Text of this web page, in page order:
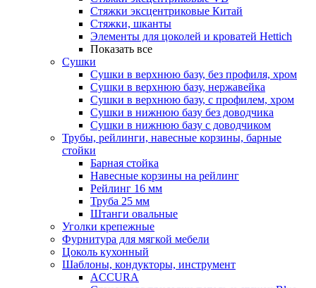
Стяжки эксцентриковые Китай
Стяжки, шканты
Элементы для цоколей и кроватей Hettich
Показать все
Сушки
Сушки в верхнюю базу, без профиля, хром
Сушки в верхнюю базу, нержавейка
Сушки в верхнюю базу, с профилем, хром
Сушки в нижнюю базу без доводчика
Сушки в нижнюю базу с доводчиком
Трубы, рейлинги, навесные корзины, барные
стойки
Барная стойка
Навесные корзины на рейлинг
Рейлинг 16 мм
Труба 25 мм
Штанги овальные
Уголки крепежные
Фурнитура для мягкой мебели
Цоколь кухонный
Шаблоны, кондукторы, инструмент
ACCURA